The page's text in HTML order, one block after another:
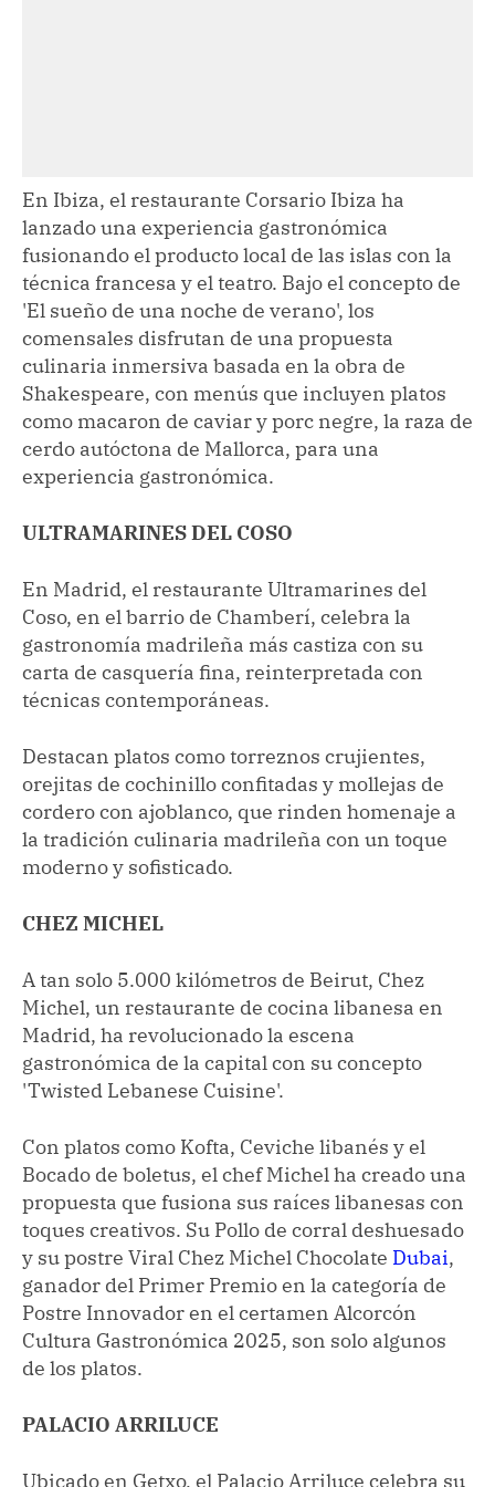
En Ibiza, el restaurante Corsario Ibiza ha
lanzado una experiencia gastronómica
fusionando el producto local de las islas con la
técnica francesa y el teatro. Bajo el concepto de
'El sueño de una noche de verano', los
comensales disfrutan de una propuesta
culinaria inmersiva basada en la obra de
Shakespeare, con menús que incluyen platos
como macaron de caviar y porc negre, la raza de
cerdo autóctona de Mallorca, para una
experiencia gastronómica.
ULTRAMARINES DEL COSO
En Madrid, el restaurante Ultramarines del
Coso, en el barrio de Chamberí, celebra la
gastronomía madrileña más castiza con su
carta de casquería fina, reinterpretada con
técnicas contemporáneas.
Destacan platos como torreznos crujientes,
orejitas de cochinillo confitadas y mollejas de
cordero con ajoblanco, que rinden homenaje a
la tradición culinaria madrileña con un toque
moderno y sofisticado.
CHEZ MICHEL
A tan solo 5.000 kilómetros de Beirut, Chez
Michel, un restaurante de cocina libanesa en
Madrid, ha revolucionado la escena
gastronómica de la capital con su concepto
'Twisted Lebanese Cuisine'.
Con platos como Kofta, Ceviche libanés y el
Bocado de boletus, el chef Michel ha creado una
propuesta que fusiona sus raíces libanesas con
toques creativos. Su Pollo de corral deshuesado
y su postre Viral Chez Michel Chocolate Dubai,
ganador del Primer Premio en la categoría de
Postre Innovador en el certamen Alcorcón
Cultura Gastronómica 2025, son solo algunos
de los platos.
PALACIO ARRILUCE
Ubicado en Getxo, el Palacio Arriluce celebra su